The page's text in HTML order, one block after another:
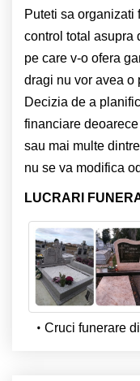
Puteti sa organizati
control total asupra
pe care v-o ofera
dragi nu vor avea o
Decizia de a
financiare
sau mai multe
nu se va modifica
LUCRARI
Cruci funerare